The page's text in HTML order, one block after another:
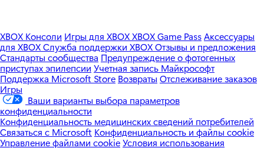
y
:
XBOX Консоли Игры для XBOXXBOX Game PassАксессуары
для XBOXСлужба поддержки XBOXОтзывы и предложения
Стандарты сообщества Предупреждение о фотогенных
приступах эпилепсии Учетная запись Майкрософт
Поддержка Microsoft Store Возвраты Отслеживание заказов
Игры
Ваши варианты выбора параметров
конфиденциальности
Конфиденциальность медицинских сведений потребителей
Связаться с Microsoft Конфиденциальность и файлы cookie
Управление файлами cookieУсловия использования